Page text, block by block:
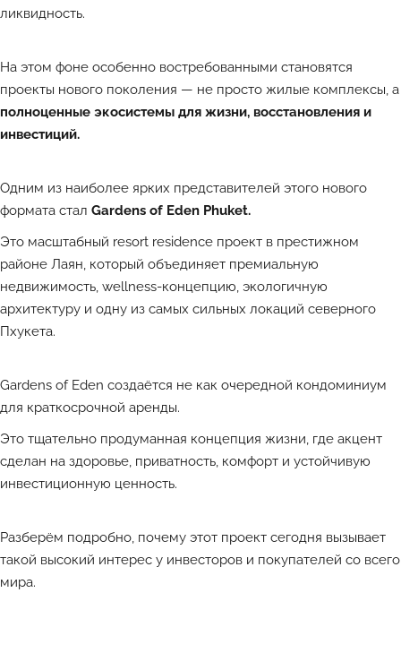
ликвидность.
На этом фоне особенно востребованными становятся
проекты нового поколения — не просто жилые комплексы, а
полноценные экосистемы для жизни, восстановления и
инвестиций.
Одним из наиболее ярких представителей этого нового
формата стал Gardens of Eden Phuket.
Это масштабный resort residence проект в престижном
районе Лаян, который объединяет премиальную
недвижимость, wellness-концепцию, экологичную
архитектуру и одну из самых сильных локаций северного
Пхукета.
Gardens of Eden создаётся не как очередной кондоминиум
для краткосрочной аренды.
Это тщательно продуманная концепция жизни, где акцент
сделан на здоровье, приватность, комфорт и устойчивую
инвестиционную ценность.
Разберём подробно, почему этот проект сегодня вызывает
такой высокий интерес у инвесторов и покупателей со всего
мира.